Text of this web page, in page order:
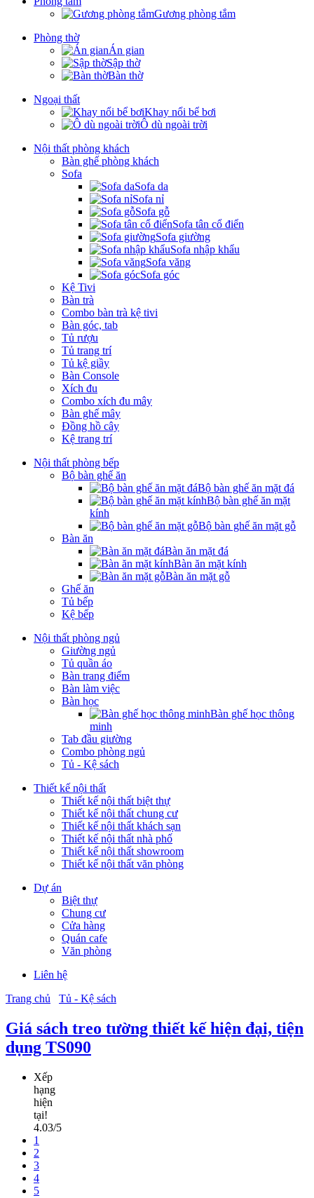
Gương phòng tắm
Phòng thờ
Án gian
Sập thờ
Bàn thờ
Ngoại thất
Khay nổi bể bơi
Ô dù ngoài trời
Nội thất phòng khách
Bàn ghế phòng khách
Sofa
Sofa da
Sofa nỉ
Sofa gỗ
Sofa tân cổ điển
Sofa giường
Sofa nhập khẩu
Sofa văng
Sofa góc
Kệ Tivi
Bàn trà
Combo bàn trà kệ tivi
Bàn góc, tab
Tủ rượu
Tủ trang trí
Tủ kệ giầy
Bàn Console
Xích đu
Combo xích đu mây
Bàn ghế mây
Đồng hồ cây
Kệ trang trí
Nội thất phòng bếp
Bộ bàn ghế ăn
Bộ bàn ghế ăn mặt đá
Bộ bàn ghế ăn mặt
kính
Bộ bàn ghế ăn mặt gỗ
Bàn ăn
Bàn ăn mặt đá
Bàn ăn mặt kính
Bàn ăn mặt gỗ
Ghế ăn
Tủ bếp
Kệ bếp
Nội thất phòng ngủ
Giường ngủ
Tủ quần áo
Bàn trang điểm
Bàn làm việc
Bàn học
Bàn ghế học thông
minh
Tab đầu giường
Combo phòng ngủ
Tủ - Kệ sách
Thiết kế nội thất
Thiết kế nội thất biệt thự
Thiết kế nội thất chung cư
Thiết kế nội thất khách sạn
Thiết kế nội thất nhà phố
Thiết kế nội thất showroom
Thiết kế nội thất văn phòng
Dự án
Biệt thự
Chung cư
Cửa hàng
Quán cafe
Văn phòng
Liên hệ
Trang chủ
Tủ - Kệ sách
Giá sách treo tường thiết kế hiện đại, tiện
dụng TS090
Xếp
hạng
hiện
tại!
4.03/5
1
2
3
4
5